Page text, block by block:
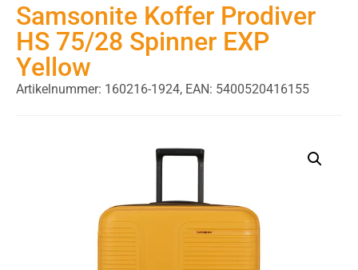
Samsonite Koffer Prodiver
HS 75/28 Spinner EXP
Yellow
Artikelnummer: 160216-1924, EAN: 5400520416155